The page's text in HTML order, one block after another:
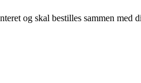
og skal bestilles sammen med